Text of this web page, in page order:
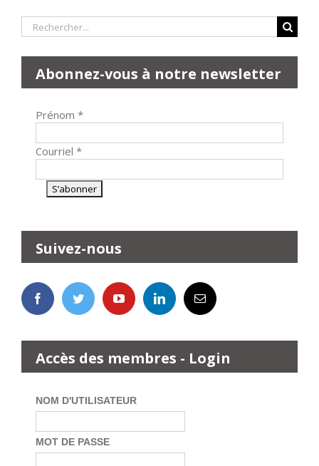
Rechercher:
Abonnez-vous à notre newsletter
Prénom *
Courriel *
Suivez-nous
Accès des membres - Login
NOM D'UTILISATEUR
MOT DE PASSE